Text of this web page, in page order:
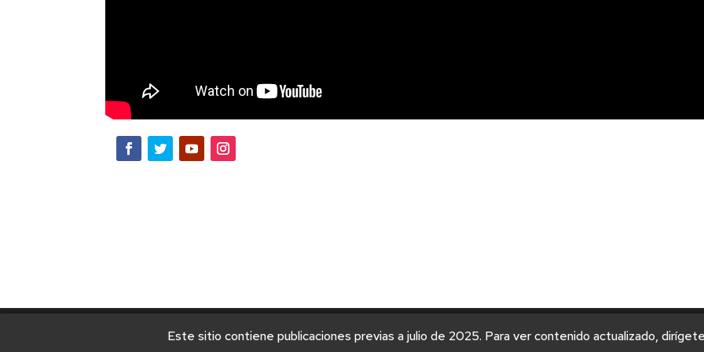
© 2025 Universidad Nacional de Villa Mercedes
Este sitio contiene publicaciones previas a julio de 2025. Para ver contenido actualizado,